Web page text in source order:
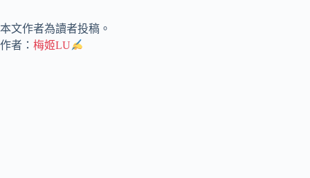
本文作者為讀者投稿。
作者： 梅姬LU